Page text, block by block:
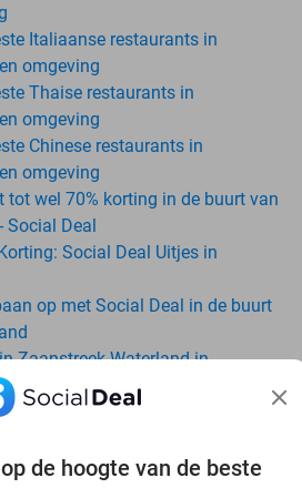
de hoogte van de beste
Italiaanse restaurants in
omgeving
Thaise restaurants in
omgeving
Chinese restaurants in
omgeving
tot wel 70% korting in de buurt van
Social Deal
Social Deal Uitjes in
op met Social Deal in de buurt
Zaanstreek-Waterland in
in Zaanstreek-Waterland - Social
het Van der Valk hotel in